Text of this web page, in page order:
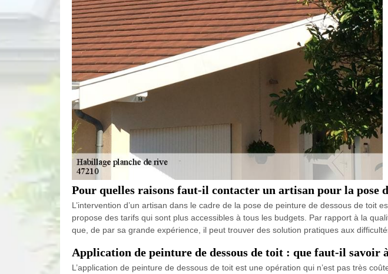
Pour quelles raisons faut-il contacter un artisan pour la pose
L’intervention d’un artisan dans le cadre de la pose de peinture de dessous de toit
propose des tarifs qui sont plus accessibles à tous les budgets. Par rapport à la
que, de par sa grande expérience, il peut trouver des solution pratiques aux
Application de peinture de dessous de toit : que faut-il savoir
L’application de peinture de dessous de toit est une opération qui n’est pas très